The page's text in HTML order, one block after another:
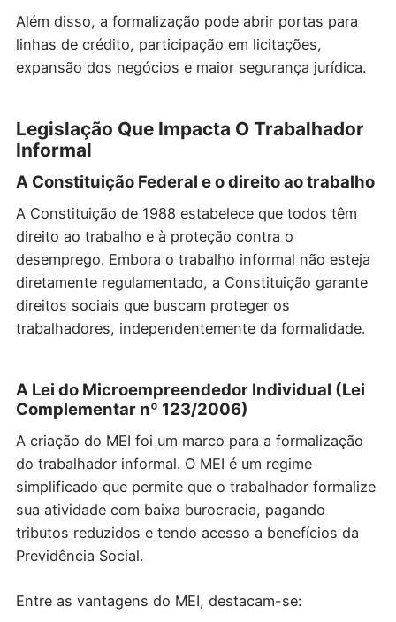
Além disso, a formalização pode abrir portas para
linhas de crédito, participação em licitações,
expansão dos negócios e maior segurança jurídica.
Legislação Que Impacta O Trabalhador
Informal
A Constituição Federal e o direito ao trabalho
A Constituição de 1988 estabelece que todos têm
direito ao trabalho e à proteção contra o
desemprego. Embora o trabalho informal não esteja
diretamente regulamentado, a Constituição garante
direitos sociais que buscam proteger os
trabalhadores, independentemente da formalidade.
A Lei do Microempreendedor Individual (Lei
Complementar nº 123/2006)
A criação do MEI foi um marco para a formalização
do trabalhador informal. O MEI é um regime
simplificado que permite que o trabalhador formalize
sua atividade com baixa burocracia, pagando
tributos reduzidos e tendo acesso a benefícios da
Previdência Social.
Entre as vantagens do MEI, destacam-se: